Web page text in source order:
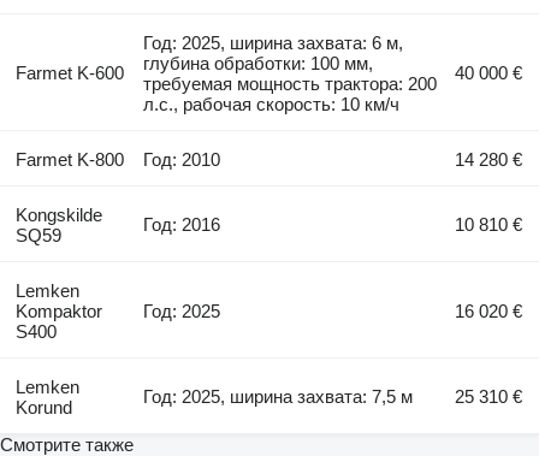
Farmet K-600
Год: 2025, ширина захвата: 6 м,
глубина обработки: 100 мм,
требуемая мощность трактора: 200
л.с., рабочая скорость: 10 км/ч
40 000 €
Farmet K-800 Год: 2010 14 280 €
Kongskilde
SQ59
Год: 2016 10 810 €
Lemken
Kompaktor
S400
Год: 2025 16 020 €
Lemken
Korund
Год: 2025, ширина захвата: 7,5 м 25 310 €
Смотрите также